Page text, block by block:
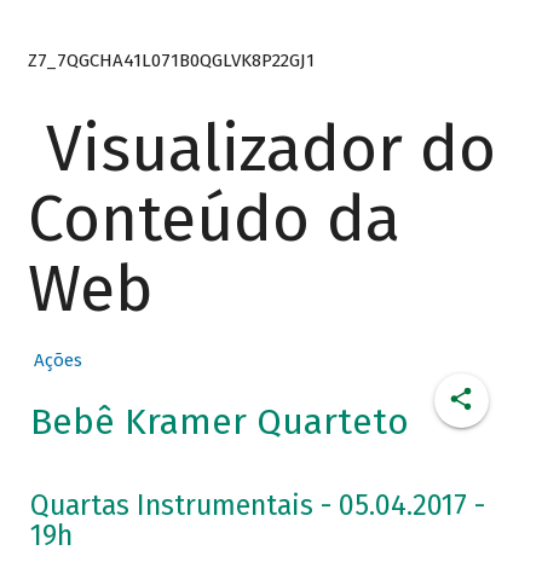
Z7_7QGCHA41L071B0QGLVK8P22GJ1
Visualizador do
Conteúdo da
Web
Ações
Bebê Kramer Quarteto
Quartas Instrumentais - 05.04.2017 -
19h